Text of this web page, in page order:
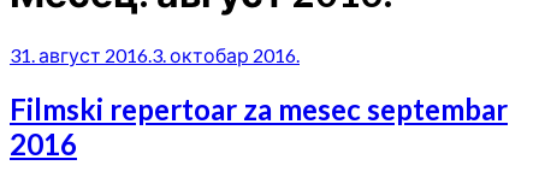
31. август 2016.3. октобар 2016.
Filmski repertoar za mesec septembar
2016